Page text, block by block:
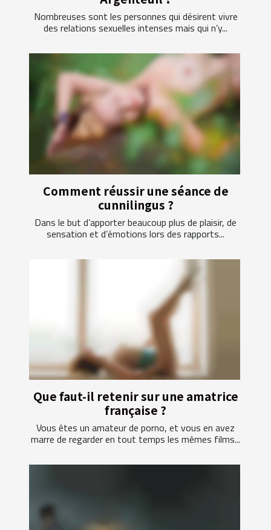
Nombreuses sont les personnes qui désirent vivre
des relations sexuelles intenses mais qui n’y...
Comment réussir une séance de
cunnilingus ?
Dans le but d’apporter beaucoup plus de plaisir, de
sensation et d’émotions lors des rapports...
Que faut-il retenir sur une amatrice
française ?
Vous êtes un amateur de porno, et vous en avez
marre de regarder en tout temps les mêmes films...